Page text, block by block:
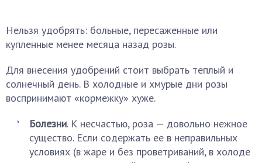
Нельзя удобрять: больные, пересаженные или
купленные менее месяца назад розы.
Для внесения удобрений стоит выбрать теплый и
солнечный день. В холодные и хмурые дни розы
воспринимают «кормежку» хуже.
Болезни. К несчастью, роза — довольно нежное
существо. Если содержать ее в неправильных
условиях (в жаре и без проветриваний, в холоде